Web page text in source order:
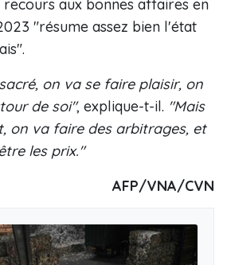
recours aux bonnes affaires en
"résume assez bien l'état
on va se faire plaisir, on
de soi", explique-t-il. "Mais
on va faire des arbitrages, et
les prix."
AFP/VNA/CVN